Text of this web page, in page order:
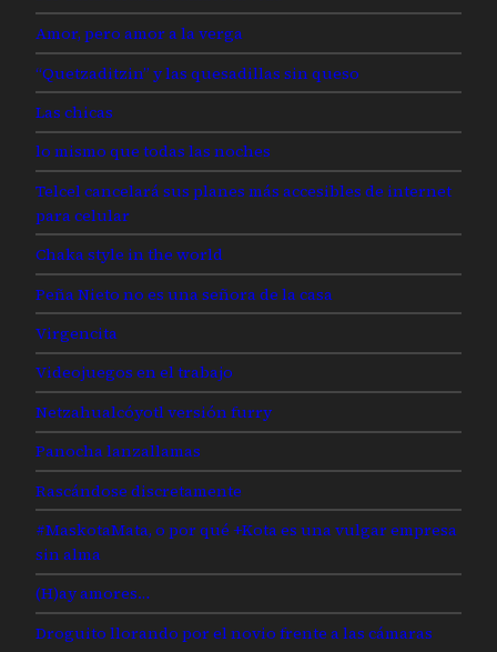
Amor, pero amor a la verga
“Quetzaditzin” y las quesadillas sin queso
Las chicas
lo mismo que todas las noches
Telcel cancelará sus planes más accesibles de internet
para celular
Chaka style in the world
Peña Nieto no es una señora de la casa
Virgencita
Videojuegos en el trabajo
Netzahualcóyotl versión furry
Panocha lanzallamas
Rascándose discretamente
#MaskotaMata, o por qué +Kota es una vulgar empresa
sin alma
(H)ay amores…
Droguito llorando por el novio frente a las cámaras